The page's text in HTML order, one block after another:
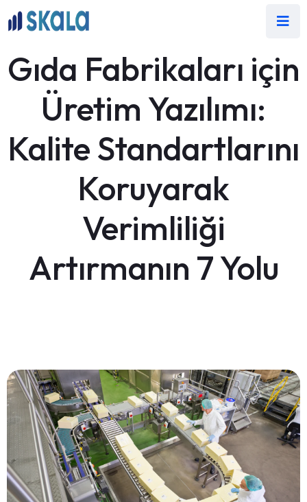
Gıda Fabrikaları için
Üretim Yazılımı:
Kalite Standartlarını
Koruyarak
Verimliliği
Artırmanın 7 Yolu